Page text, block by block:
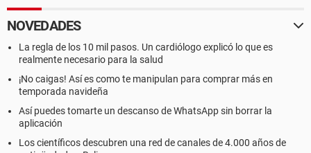
NOVEDADES
La regla de los 10 mil pasos. Un cardiólogo explicó lo que es
realmente necesario para la salud
¡No caigas! Así es como te manipulan para comprar más en
temporada navideña
Así puedes tomarte un descanso de WhatsApp sin borrar la
aplicación
Los científicos descubren una red de canales de 4.000 años de